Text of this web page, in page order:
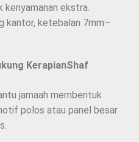
ekstra.
kantor, ketebalan 7mm–
KerapianShaf
jamaah membentuk
polos atau panel besar